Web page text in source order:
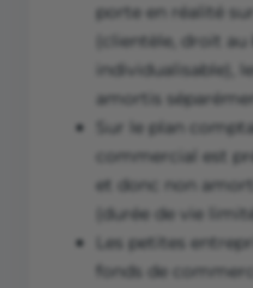
porte en réalité
(clientèle, droit au
individualisable),
amortis
Sur le plan
commercial est
et donc non
(durée de vie
Les petites
fonds de